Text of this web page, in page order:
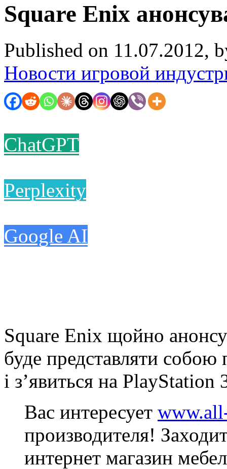
Square Enix
Published on 11.07.2012,
Новости игровой
ChatGPT
Perplexity
Google AI
Square Enix щойно
буде представляти
і з’явиться на
Вас интересует
производителя!
интернет магазин